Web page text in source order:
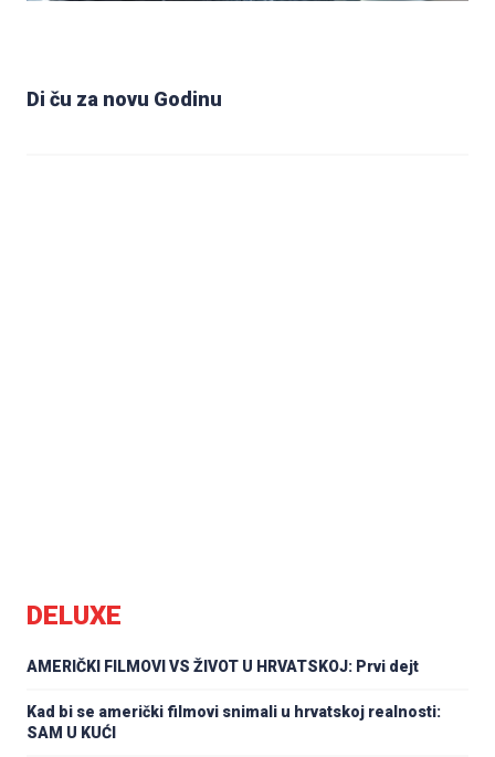
Di ču za novu Godinu
DELUXE
AMERIČKI FILMOVI VS ŽIVOT U HRVATSKOJ: Prvi dejt
Kad bi se američki filmovi snimali u hrvatskoj realnosti:
SAM U KUĆI